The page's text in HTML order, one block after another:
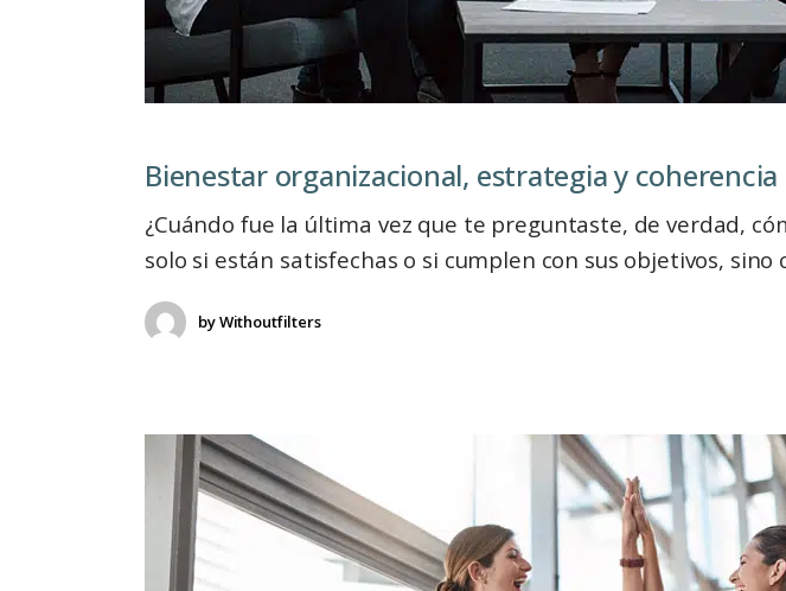
Bienestar organizacional, estrategia y coherenciaㅤㅤㅤㅤㅤㅤㅤㅤㅤㅤㅤㅤㅤㅤ
¿Cuándo fue la última vez que te preguntaste, de verdad,
solo si están satisfechas o si cumplen con sus objetivos, sino
byWithoutfilters